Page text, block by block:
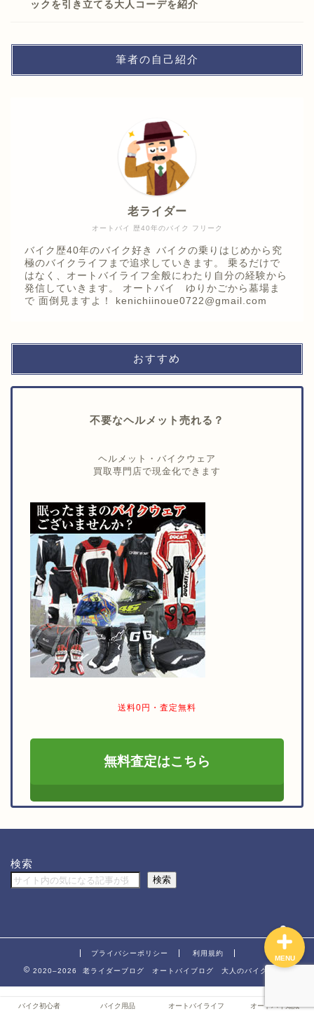
ックを引き立てる大人コーデを紹介
筆者の自己紹介
オートバイ 歴40年のバイク フリーク
老ライダー
バイク歴40年のバイク好き バイクの乗りはじめから究
極のバイクライフまで追求していきます。 乗るだけで
はなく、オートバイライフ全般にわたり自分の経験から
発信していきます。 オートバイ ゆりかごから墓場ま
で 面倒見ますよ！ kenichiinoue0722@gmail.com
おすすめ
不要なヘルメット売れる？
ヘルメット・バイクウェア
買取専門店で現金化できます
送料0円・査定無料
無料査定はこちら
検索
検索
プライバシーポリシー 利用規約
2020–2026 老ライダーブログ オートバイブログ 大人のバイクライフ
バイク初心者 バイク用品 オートバイライフ オートバイ知識
MENU
バイク初心者
バイク用品
オートバイ知識